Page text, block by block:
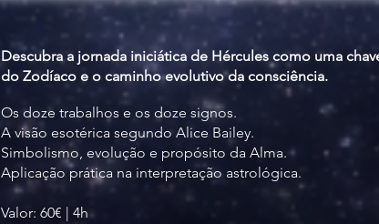
Descubra a jornada iniciática de Hércules como uma
do Zodíaco e o caminho evolutivo da consciência.
Os doze trabalhos e os doze signos.
A visão esotérica segundo Alice Bailey.
Simbolismo, evolução e propósito da Alma.
Aplicação prática na interpretação astrológica.
Valor: 60€ | 4h